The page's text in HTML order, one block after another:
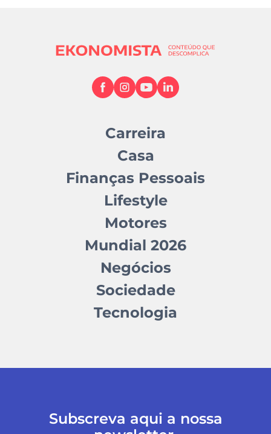
Carreira
Casa
Finanças Pessoais
Lifestyle
Motores
Mundial 2026
Negócios
Sociedade
Tecnologia
Subscreva aqui a nossa